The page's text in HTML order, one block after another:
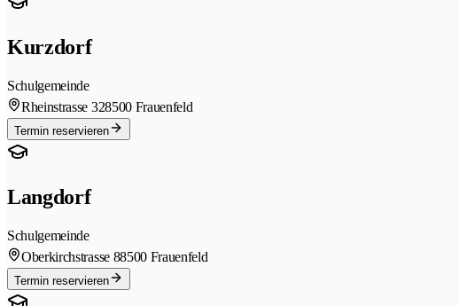
Kurzdorf
Schulgemeinde
Rheinstrasse 328500 Frauenfeld
Termin reservieren
Langdorf
Schulgemeinde
Oberkirchstrasse 88500 Frauenfeld
Termin reservieren